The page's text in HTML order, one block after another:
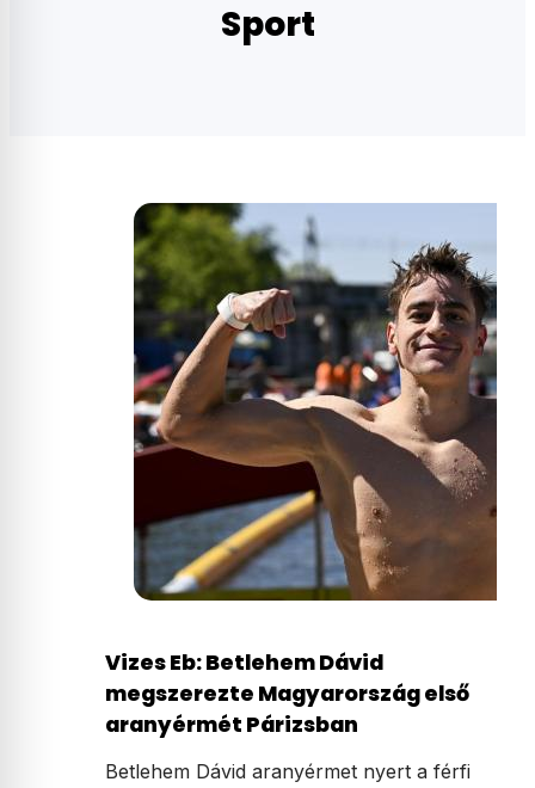
Sport
Vizes Eb: Betlehem Dávid
megszerezte Magyarország első
aranyérmét Párizsban
Betlehem Dávid aranyérmet nyert a férfi